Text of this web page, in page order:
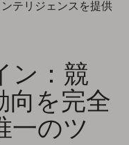
テリジェンスを提供
ン：競
向を完全
一のツ